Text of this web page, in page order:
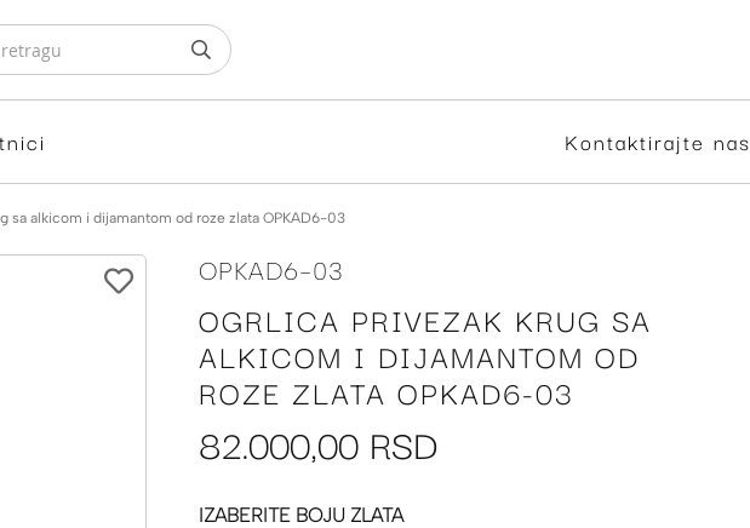
Kontaktirajte nas
sa alkicom i dijamantom od roze zlata OPKAD6-03
OGRLICA PRIVEZAK KRUG SA
ALKICOM I DIJAMANTOM OD
ROZE ZLATA OPKAD6-03
OPKAD6-03
82.000,00 RSD
IZABERITE BOJU ZLATA